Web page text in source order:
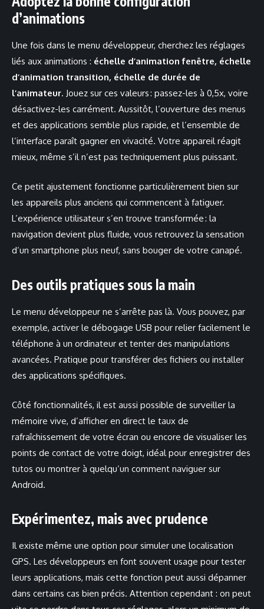
d’animations
Une fois dans le menu développeur, cherchez les réglages
liés aux animations : échelle d’animation fenêtre, échelle
d’animation transition, échelle de durée de
l’animateur. Jouez sur ces valeurs : passez-les à 0,5x, voire
désactivez-les carrément. Aussitôt, l’ouverture des menus
et des applications semble plus rapide, et l’ensemble de
l’interface paraît gagner en vivacité. Votre appareil réagit
mieux, même s’il n’est pas techniquement plus puissant.
Ce petit ajustement fonctionne particulièrement bien sur
les appareils plus anciens qui commencent à fatiguer.
L’expérience utilisateur s’en trouve transformée : la
navigation devient plus fluide, vous retrouvez la sensation
d’un smartphone plus neuf, sans bouger de votre canapé.
Des outils pratiques sous la main
Le menu développeur ne s’arrête pas là. Vous pouvez, par
exemple, activer le débogage USB pour relier facilement le
téléphone à un ordinateur et tenter des manipulations
avancées. Pratique pour transférer des fichiers ou installer
des applications spécifiques.
Côté fonctionnalités, il est aussi possible de surveiller la
mémoire vive, d’afficher en direct le taux de
rafraîchissement de votre écran ou encore de visualiser les
points de contact de votre doigt, idéal pour enregistrer des
tutos ou montrer à quelqu’un comment naviguer sur
Android.
Expérimentez, mais avec prudence
Il existe même une option pour simuler une localisation
GPS. Les développeurs en font souvent usage pour tester
leurs applications, mais cette fonction peut aussi dépanner
dans certains cas bien précis. Attention cependant : on peut